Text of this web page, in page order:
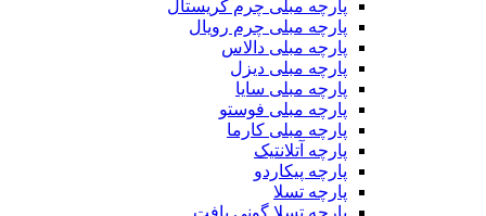
پارچه مبلی چرم کریستال
پارچه مبلی چرم رویال
پارچه مبلی دالاس
پارچه مبلی دیزل
پارچه مبلی سایا
پارچه مبلی فوستو
پارچه مبلی کارما
پارچه آتلانتیک
پارچه پیکاردو
پارچه تسلا
پارچه تسلا گونی بافت